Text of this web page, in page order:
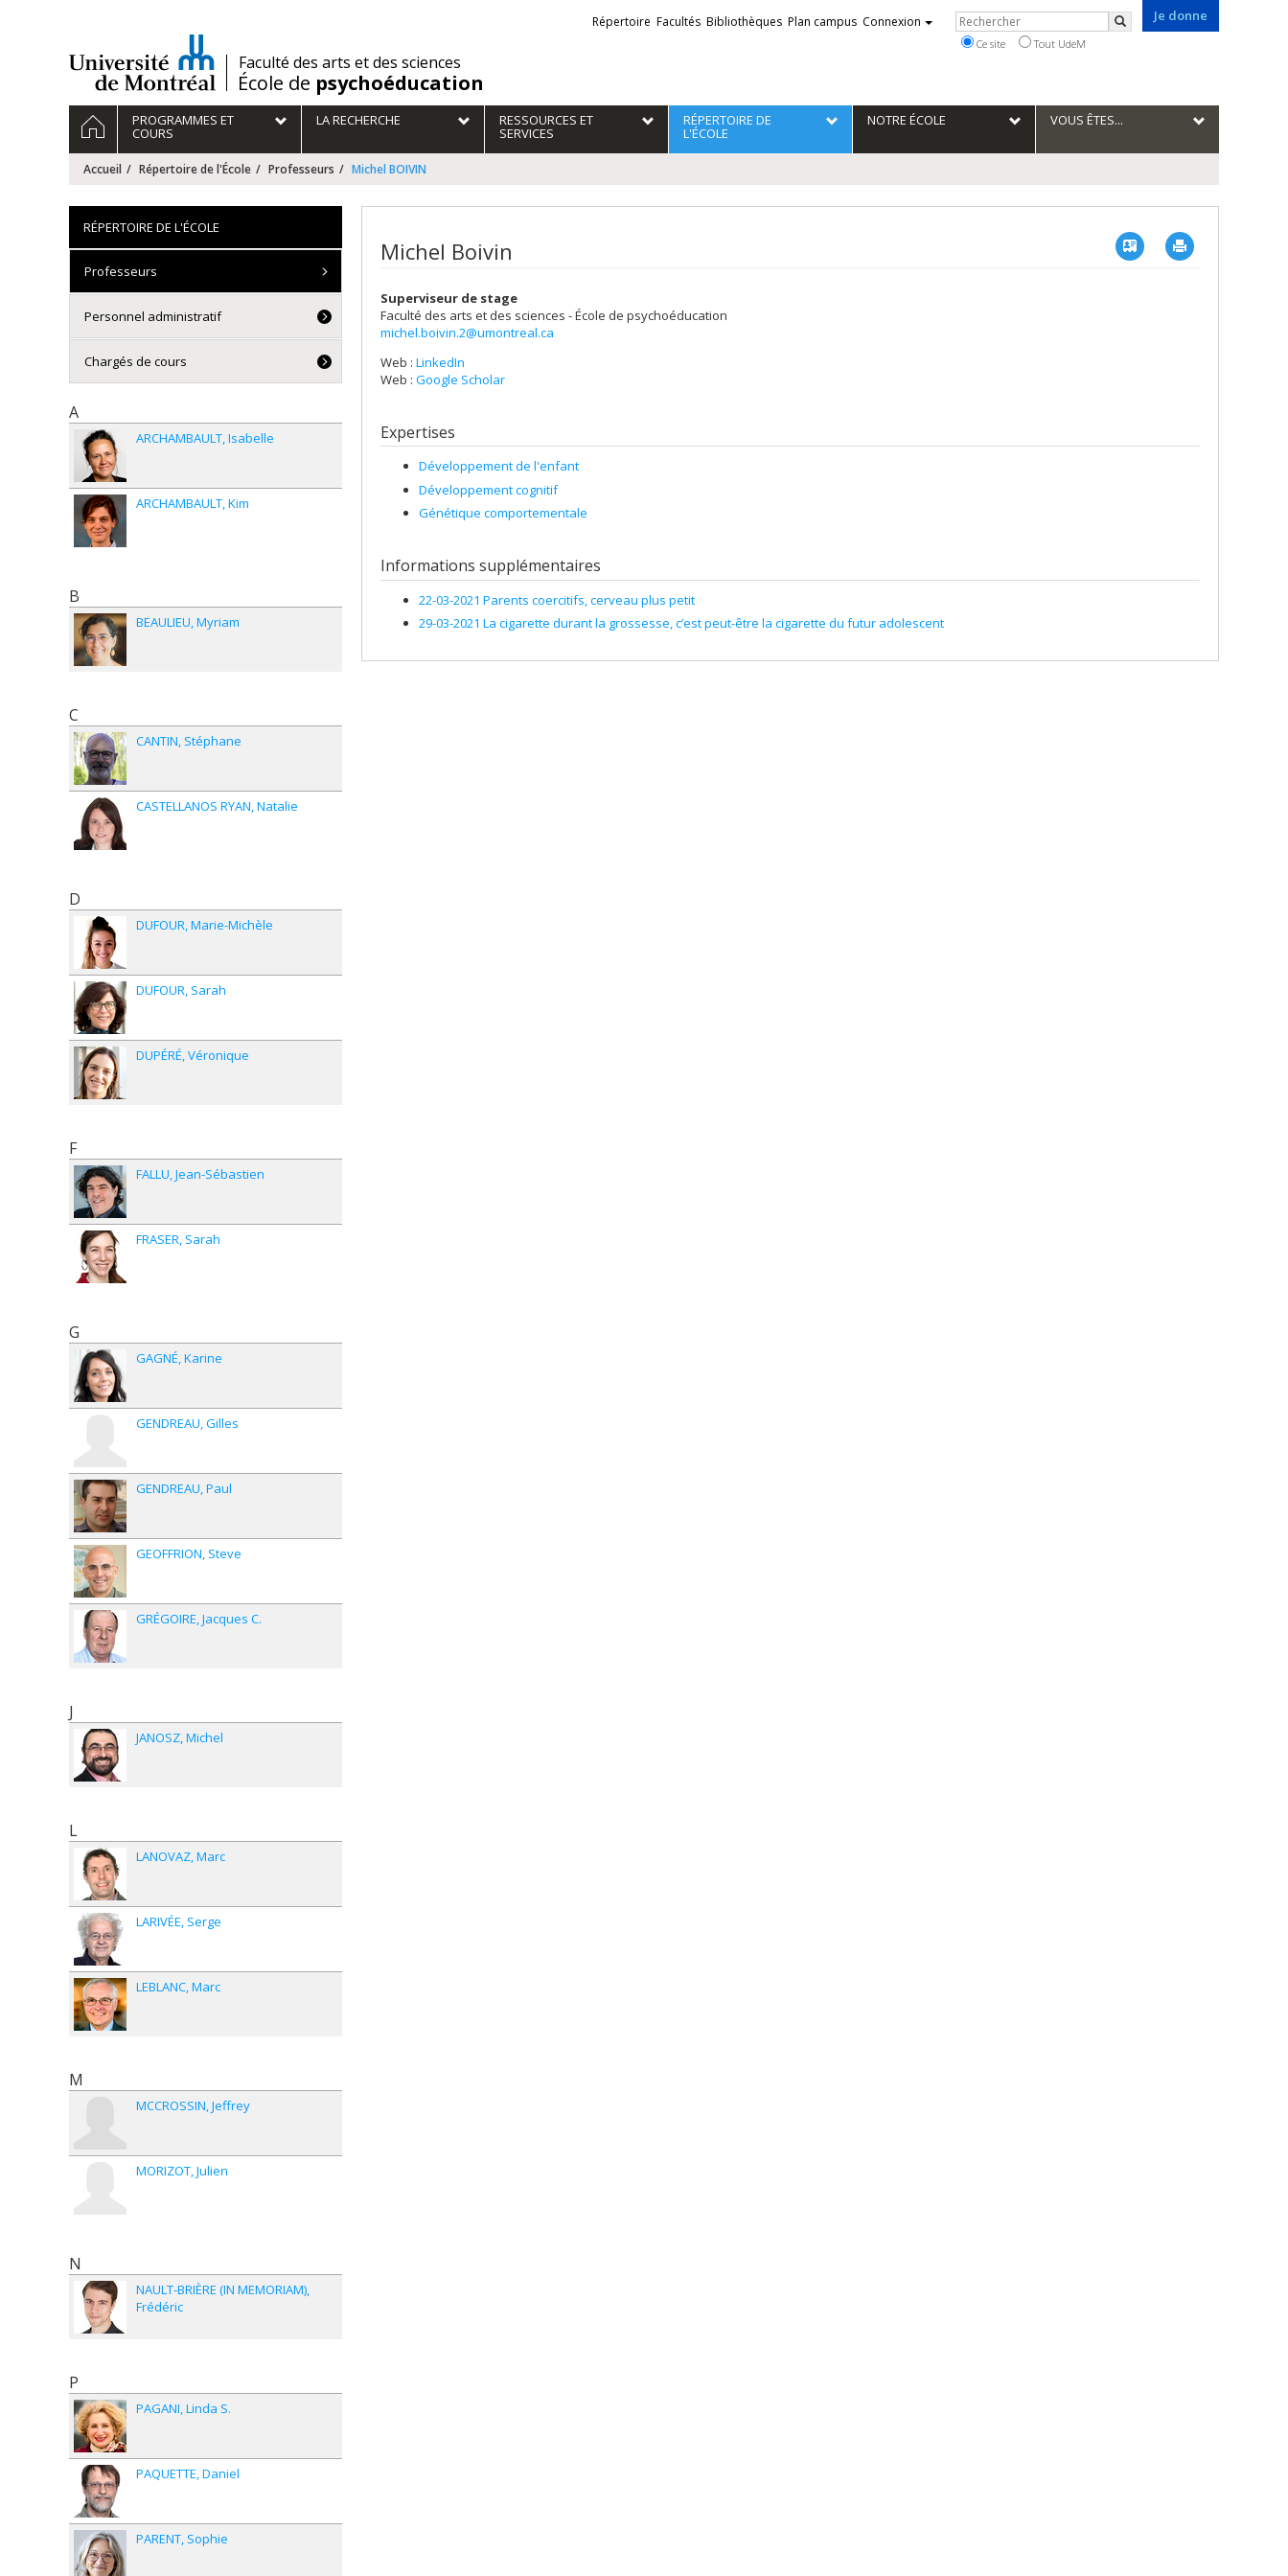
/Faculté des arts et des sciences
École de psychoéducation
Je donne
Liens
externes
Répertoire Facultés Bibliothèques Plan campus Connexion Rechercher
Rechercher
Ce site Tout UdeM
Navigation
principale
ACCUEILPROGRAMMES ET
COURS
LA RECHERCHE RESSOURCES ET
SERVICES
RÉPERTOIRE DE
L'ÉCOLE
NOTRE ÉCOLE VOUS ÊTES...
Accueil Répertoire de l'École Professeurs Michel BOIVIN
Michel Boivin Vcard
Superviseur de stage
Faculté des arts et des sciences - École de psychoéducation
michel.boivin.2@umontreal.ca
Web : LinkedIn
Web : Google Scholar
Expertises
Développement de l'enfant
Développement cognitif
Génétique comportementale
Informations supplémentaires
22-03-2021 Parents coercitifs, cerveau plus petit
29-03-2021 La cigarette durant la grossesse, c’est peut-être la cigarette du futur adolescent
RÉPERTOIRE DE L'ÉCOLE
Professeurs
Personnel administratif
Chargés de cours
A
ARCHAMBAULT Isabelle
ARCHAMBAULT Kim
B
BEAULIEU Myriam
C
CANTIN Stéphane
CASTELLANOS RYAN Natalie
D
DUFOUR Marie-Michèle
DUFOUR Sarah
DUPÉRÉ Véronique
F
FALLU Jean-Sébastien
FRASER Sarah
G
GAGNÉ Karine
GENDREAU Gilles
GENDREAU Paul
GEOFFRION Steve
GRÉGOIRE Jacques C.
J
JANOSZ Michel
L
LANOVAZ Marc
LARIVÉE Serge
LEBLANC Marc
M
MCCROSSIN Jeffrey
MORIZOT Julien
N
NAULT-BRIÈRE (IN MEMORIAM)
Frédéric
P
PAGANI Linda S.
PAQUETTE Daniel
PARENT Sophie